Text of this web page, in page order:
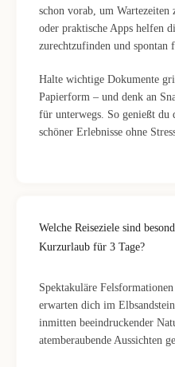
schon vorab, um
oder praktische Apps helfen
zurechtzufinden und spontan
Halte wichtige Dokumente
Papierform – und denk an
für unterwegs. So genießt du
schöner Erlebnisse ohne
Welche Reiseziele sind
Kurzurlaub für 3 Tage?
Spektakuläre
erwarten dich im
inmitten beeindruckender
atemberaubende Aussichten